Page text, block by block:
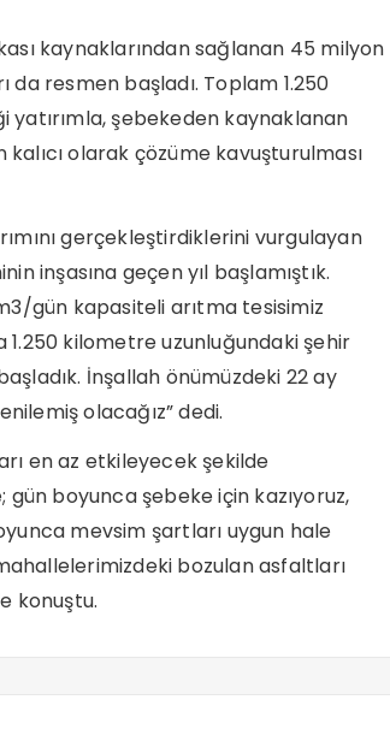
kaynaklarından sağlanan 45 milyon
da resmen başladı. Toplam 1.250
şebekeden kaynaklanan
kalıcı olarak çözüme kavuşturulması
gerçekleştirdiklerini vurgulayan
inşasına geçen yıl başlamıştık.
gün kapasiteli arıtma tesisimiz
kilometre uzunluğundaki şehir
İnşallah önümüzdeki 22 ay
olacağız” dedi.
en az etkileyecek şekilde
gün boyunca şebeke için kazıyoruz,
mevsim şartları uygun hale
bozulan asfaltları
konuştu.